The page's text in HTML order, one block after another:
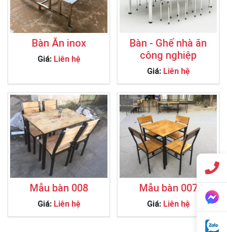
Bàn Ăn inox
Giá: Liên hệ
Bàn - Ghế nhà ăn
công nghiệp
Giá: Liên hệ
Mẫu bàn 008
Giá: Liên hệ
Mẫu bàn 007
Giá: Liên hệ